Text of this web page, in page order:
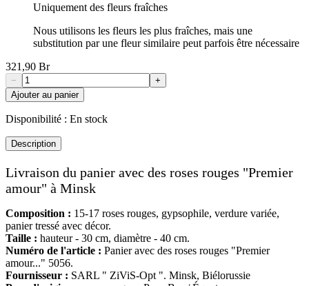
Uniquement des fleurs fraîches
Nous utilisons les fleurs les plus fraîches, mais une
substitution par une fleur similaire peut parfois être nécessaire
321,90 Br
−
+
Ajouter au panier
Disponibilité : En stock
Description
Livraison du panier avec des roses rouges "Premier
amour" à Minsk
Composition : 15-17 roses rouges, gypsophile, verdure variée,
panier tressé avec décor.
Taille : hauteur - 30 cm, diamètre - 40 cm.
Numéro de l'article : Panier avec des roses rouges "Premier
amour..." 5056.
Fournisseur : SARL " ZiViS-Opt ". Minsk, Biélorussie